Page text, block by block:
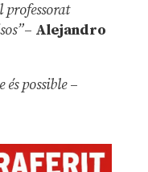
professorat
– Alejandro
possible –